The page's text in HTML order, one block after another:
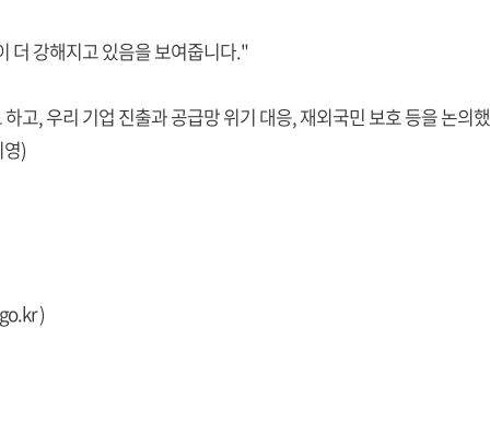
더 강해지고 있음을 보여줍니다."
고, 우리 기업 진출과 공급망 위기 대응, 재외국민 보호 등을 논의
)
)